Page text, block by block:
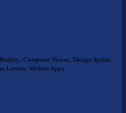
, Computer Vision, Design Sprint,
Lernen, Mobile Apps